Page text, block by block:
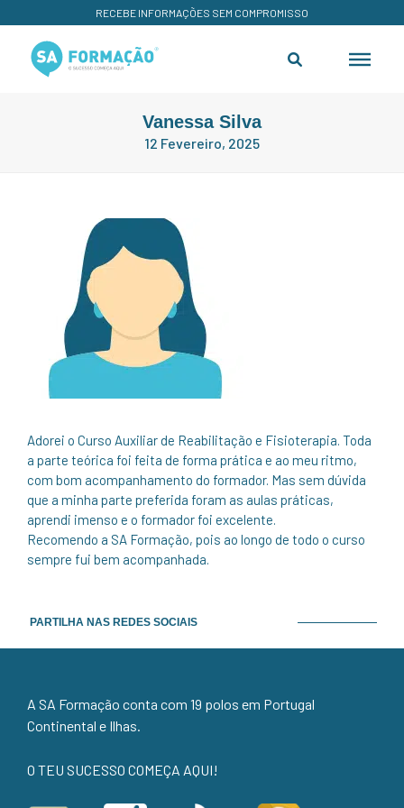
RECEBE INFORMAÇÕES SEM COMPROMISSO
Vanessa Silva
12 Fevereiro, 2025
Adorei o Curso Auxiliar de Reabilitação e Fisioterapia. Toda
a parte teórica foi feita de forma prática e ao meu ritmo,
com bom acompanhamento do formador. Mas sem dúvida
que a minha parte preferida foram as aulas práticas,
aprendi imenso e o formador foi excelente.
Recomendo a SA Formação, pois ao longo de todo o curso
sempre fui bem acompanhada.
PARTILHA NAS REDES SOCIAIS
A SA Formação conta com 19 polos em Portugal
Continental e Ilhas.
O TEU SUCESSO COMEÇA AQUI!